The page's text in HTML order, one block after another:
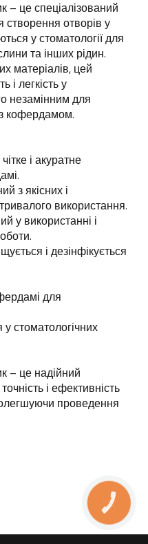
– це спеціалізований
створення отворів у
у стоматології для
та інших рідин.
матеріалів, цей
і легкість у
незамінним для
кофердамом.
і акуратне
з якісних і
використання.
у використанні і
і дезінфікується
для
стоматологічних
– це надійний
і ефективність
проведення
КНОПКА
ЗВ'ЯЗКУ